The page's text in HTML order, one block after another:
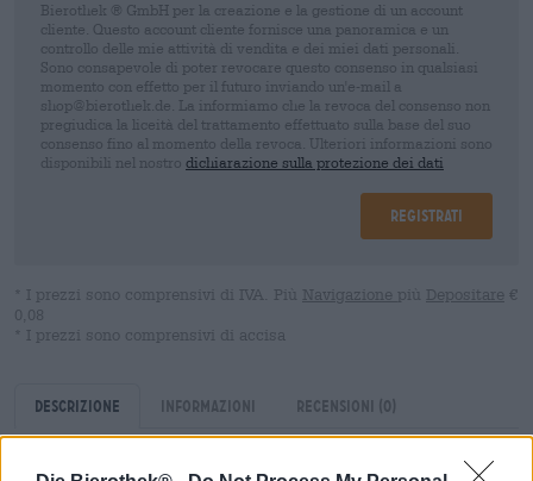
Bierothek ® GmbH per la creazione e la gestione di un account
cliente. Questo account cliente fornisce una panoramica e un
controllo delle mie attività di vendita e dei miei dati personali.
Sono consapevole di poter revocare questo consenso in qualsiasi
momento con effetto per il futuro inviando un'e-mail a
shop@bierothek.de. La informiamo che la revoca del consenso non
pregiudica la liceità del trattamento effettuato sulla base del suo
consenso fino al momento della revoca. Ulteriori informazioni sono
disponibili nel nostro dichiarazione sulla protezione dei dati
Registrati
* I prezzi sono comprensivi di IVA. Più Navigazione più Depositare €
0,08
* I prezzi sono comprensivi di accisa
Descrizione Informazioni Recensioni (0)